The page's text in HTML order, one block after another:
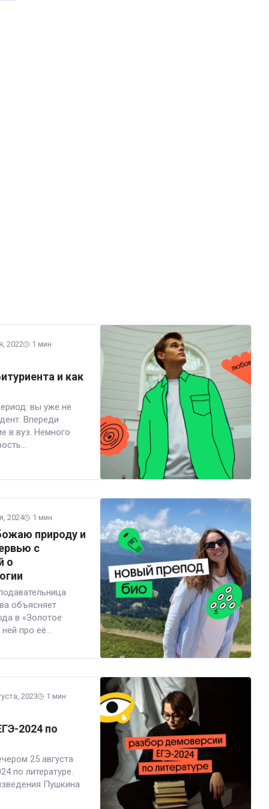
2022 1 мин
и как
вы уже не
Впереди
в вуз. Немного
2024 1 мин
природу и
с
о
объясняет
в «Золотое
про её...
2023 1 мин
2024 по
25 августа
по литературе.
Пушкина